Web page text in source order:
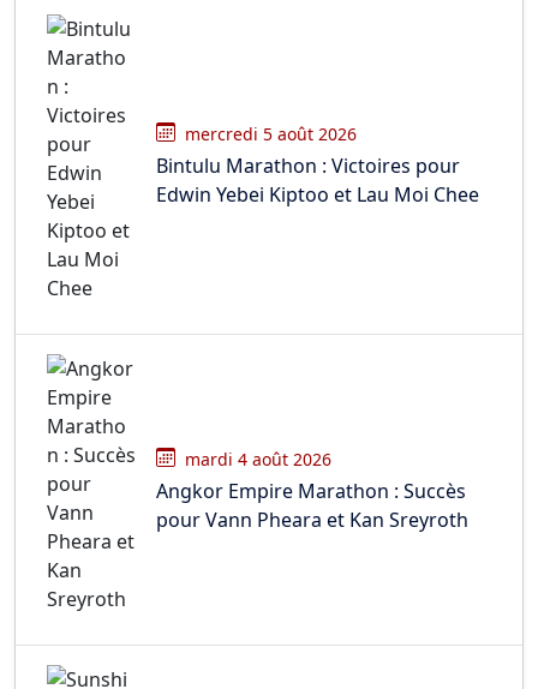
mercredi 5 août 2026
Bintulu Marathon : Victoires pour
Edwin Yebei Kiptoo et Lau Moi Chee
mardi 4 août 2026
Angkor Empire Marathon : Succès
pour Vann Pheara et Kan Sreyroth